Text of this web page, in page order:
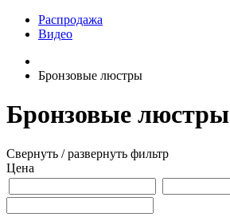
Распродажа
Видео
Бронзовые люстры
Бронзовые люстры
Свернуть / развернуть фильтр
Цена